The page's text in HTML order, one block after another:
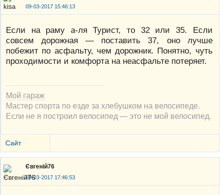
09-03-2017 15:46:13
Если на раму а-ля Турист, то 32 или 35. Если
совсем дорожная — поставить 37, оно лучше
побежит по асфальту, чем дорожник. Понятно, чуть
проходимости и комфорта на неасфальте потеряет.
Мой гараж
Мастер спорта по езде за хлебушком на велосипеде.
Если не я построил велосипед — это не мой велосипед.
Сайт
Євгеній76
09-03-2017 17:46:53